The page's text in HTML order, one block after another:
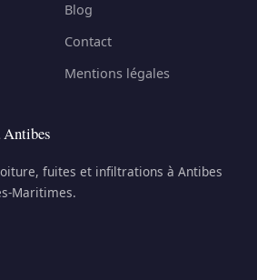
Blog
Contact
Mentions légales
Antibes
fuites et infiltrations à Antibes
Maritimes.